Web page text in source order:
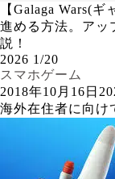
【Galaga Wars(
進める方法。アッ
説！
2026 1/20
スマホゲーム
2018年10月16日
海外在住者に向け